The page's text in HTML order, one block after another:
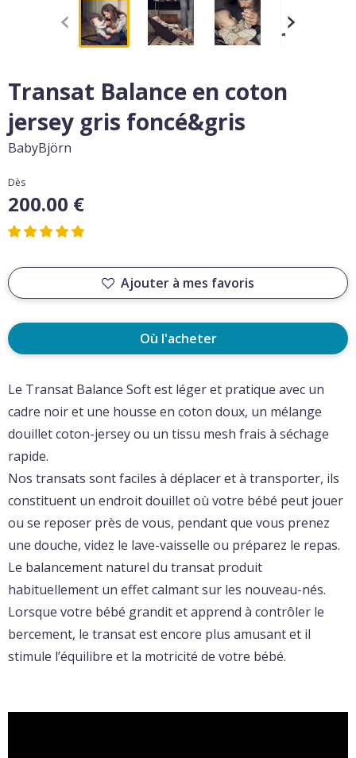
Transat Balance en coton
jersey gris foncé&gris
BabyBjörn
Dès
200.00 €
Ajouter à mes favoris
Où l'acheter
Le Transat Balance Soft est léger et pratique avec un
cadre noir et une housse en coton doux, un mélange
douillet coton-jersey ou un tissu mesh frais à séchage
rapide.
Nos transats sont faciles à déplacer et à transporter, ils
constituent un endroit douillet où votre bébé peut jouer
ou se reposer près de vous, pendant que vous prenez
une douche, videz le lave-vaisselle ou préparez le repas.
Le balancement naturel du transat produit
habituellement un effet calmant sur les nouveau-nés.
Lorsque votre bébé grandit et apprend à contrôler le
bercement, le transat est encore plus amusant et il
stimule l’équilibre et la motricité de votre bébé.